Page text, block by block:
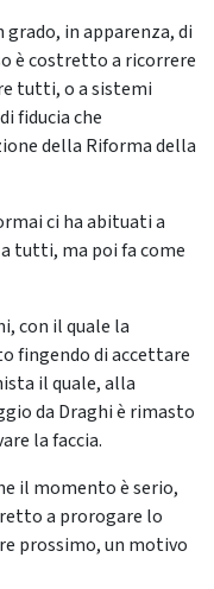
grado, in apparenza, di
è costretto a ricorrere
tutti, o a sistemi
fiducia che
della Riforma della
ci ha abituati a
tutti, ma poi fa come
con il quale la
fingendo di accettare
il quale, alla
da Draghi è rimasto
la faccia.
il momento è serio,
a prorogare lo
prossimo, un motivo